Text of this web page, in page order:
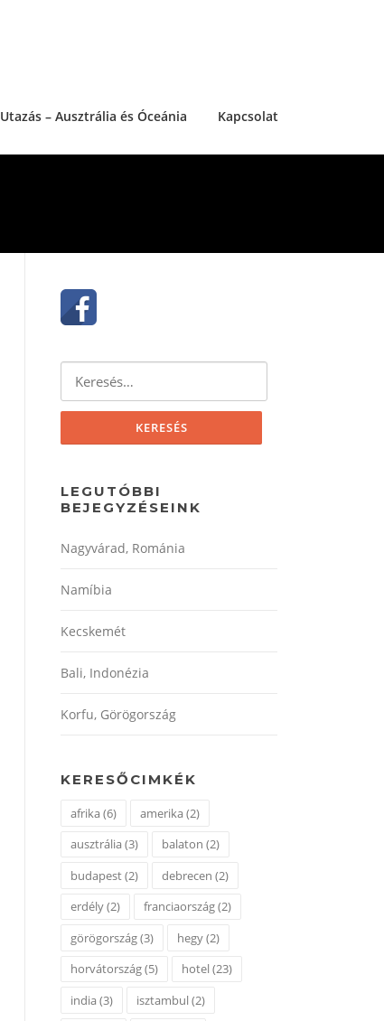
Utazás – Ausztrália és Óceánia Kapcsolat
Keresés:
LEGUTÓBBI
BEJEGYZÉSEINK
Nagyvárad, Románia
Namíbia
Kecskemét
Bali, Indonézia
Korfu, Görögország
KERESŐCIMKÉK
afrika(6) amerika(2)
ausztrália(3) balaton (2)
budapest(2) debrecen (2)
erdély(2) franciaország(2)
görögország(3) hegy(2)
horvátország(5) hotel(23)
india(3) isztambul(2)